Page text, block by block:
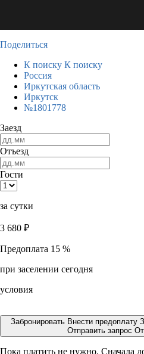
Поделиться
К поиску К поиску
Россия
Иркутская область
Иркутск
№1801778
Заезд
Отъезд
Гости
за сутки
3 680 ₽
Предоплата 15 %
при заселении сегодня
условия
Забронировать Внести предоплату
Отправить запрос
Пока платить не нужно. Сначала